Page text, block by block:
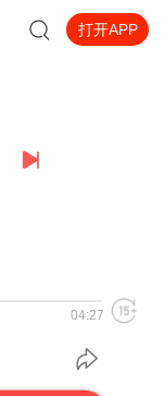
打开APP
04:27